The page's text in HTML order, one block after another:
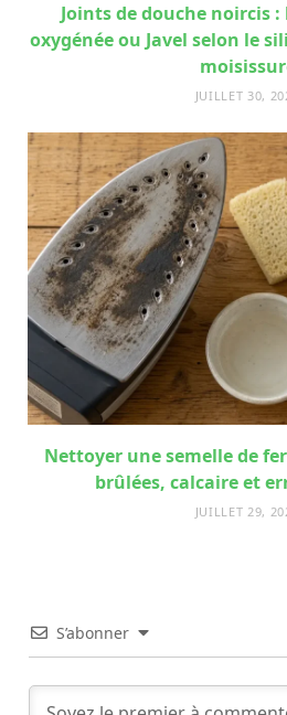
Joints de douche noircis
oxygénée ou Javel selon le
JUILLET 30,
Nettoyer une semelle de
brûlées, calcaire et
JUILLET 29,
S’abonner